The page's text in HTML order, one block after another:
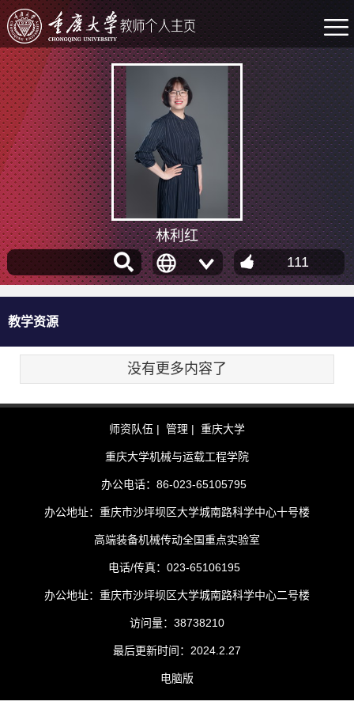
林利红
111
教学资源
没有更多内容了
师资队伍 | 管理 | 重庆大学
重庆大学机械与运载工程学院
办公电话：86-023-65105795
办公地址：重庆市沙坪坝区大学城南路科学中心十号楼
高端装备机械传动全国重点实验室
电话/传真：023-65106195
办公地址：重庆市沙坪坝区大学城南路科学中心二号楼
访问量： 38738210
最后更新时间： 2024 2 27
电脑版